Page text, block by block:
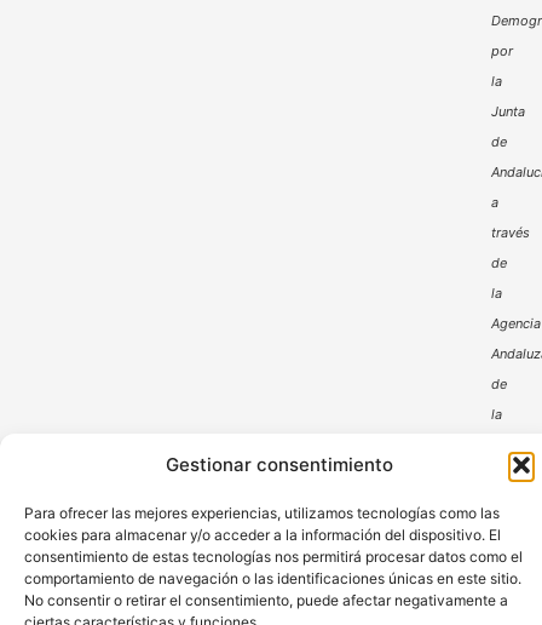
Gestionar consentimiento
Para ofrecer las mejores experiencias, utilizamos tecnologías como las
cookies para almacenar y/o acceder a la información del dispositivo. El
consentimiento de estas tecnologías nos permitirá procesar datos como el
comportamiento de navegación o las identificaciones únicas en este sitio.
No consentir o retirar el consentimiento, puede afectar negativamente a
por
la
Junta
de
a
través
de
la
Agencia
de
la